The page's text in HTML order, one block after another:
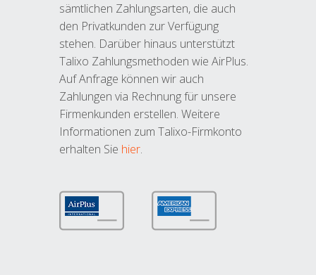
sämtlichen Zahlungsarten, die auch
den Privatkunden zur Verfügung
stehen. Darüber hinaus unterstützt
Talixo Zahlungsmethoden wie AirPlus.
Auf Anfrage können wir auch
Zahlungen via Rechnung für unsere
Firmenkunden erstellen. Weitere
Informationen zum Talixo-Firmkonto
erhalten Sie hier.